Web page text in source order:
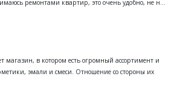
ремонтами квартир, это очень удобно, не н...
магазин, в котором есть огромный ассортимент и
эмали и смеси. Отношение со стороны их